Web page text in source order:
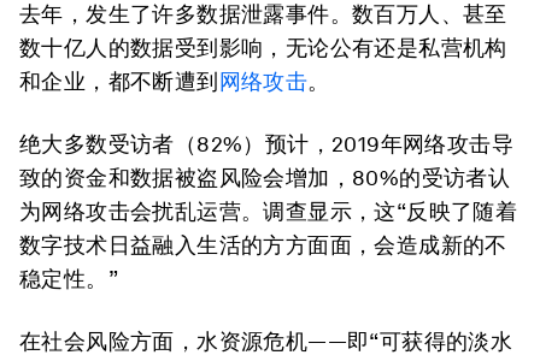
去年，发生了许多数据泄露事件。数百万人、甚至
数十亿人的数据受到影响，无论公有还是私营机构
和企业，都不断遭到 网络攻击。
绝大多数受访者（82%）预计，2019年网络攻击导
致的资金和数据被盗风险会增加，80%的受访者认
为网络攻击会扰乱运营。调查显示，这“反映了随着
数字技术日益融入生活的方方面面，会造成新的不
稳定性。”
在社会风险方面，水资源危机——即“可获得的淡水